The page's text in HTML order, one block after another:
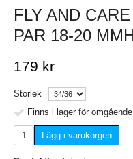
FLY AND
PAR 18-20
179 kr
Storlek
Finns i lager för
Lägg i varukorgen